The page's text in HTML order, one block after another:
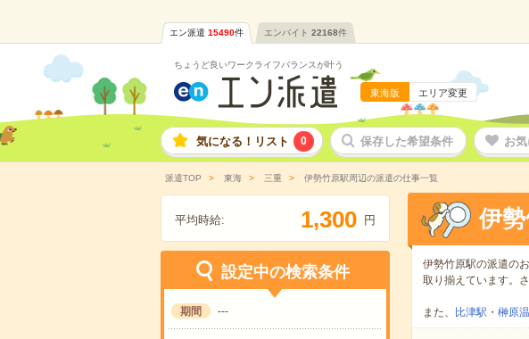
エン派遣 15490件 エンバイト 22168件
ちょうど良いワークライフバランスが叶う
東海版 エリア変更
気になる！リスト 0 保存した希望条件 お
派遣TOP 東海 三重 伊勢竹原駅周辺の派遣の仕事一覧
平均時給: 1,300 円
設定中の検索条件
期間 ---
伊
伊勢竹原駅の派遣の
取り揃えています。さ
また、 比津駅 ・ 榊原